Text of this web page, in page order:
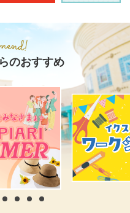
のおすすめ